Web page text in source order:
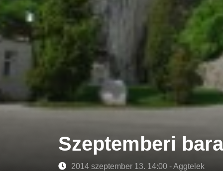
Szeptemberi
2014 szeptember 13. 14:00 - Aggtelek